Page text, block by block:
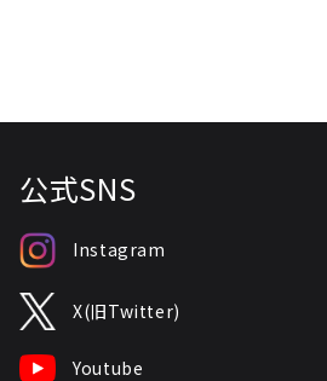
公式SNS
Instagram
X(旧Twitter)
Youtube